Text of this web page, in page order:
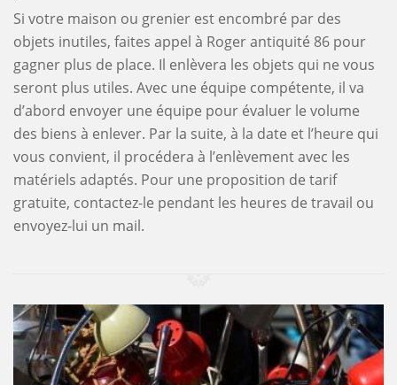
Si votre maison ou grenier est encombré par des
objets inutiles, faites appel à Roger antiquité 86 pour
gagner plus de place. Il enlèvera les objets qui ne vous
seront plus utiles. Avec une équipe compétente, il va
d’abord envoyer une équipe pour évaluer le volume
des biens à enlever. Par la suite, à la date et l’heure qui
vous convient, il procédera à l’enlèvement avec les
matériels adaptés. Pour une proposition de tarif
gratuite, contactez-le pendant les heures de travail ou
envoyez-lui un mail.